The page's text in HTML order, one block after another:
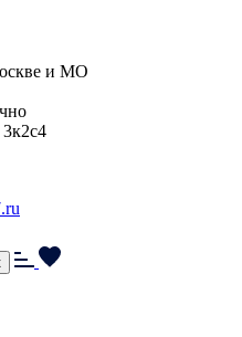
и МО